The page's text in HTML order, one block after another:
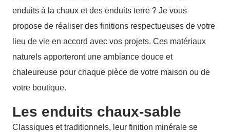
enduits à la chaux et des enduits terre ? Je vous
propose de réaliser des finitions respectueuses de votre
lieu de vie en accord avec vos projets. Ces matériaux
naturels apporteront une ambiance douce et
chaleureuse pour chaque pièce de votre maison ou de
votre boutique.
Les enduits chaux-sable
Classiques et traditionnels, leur finition minérale se